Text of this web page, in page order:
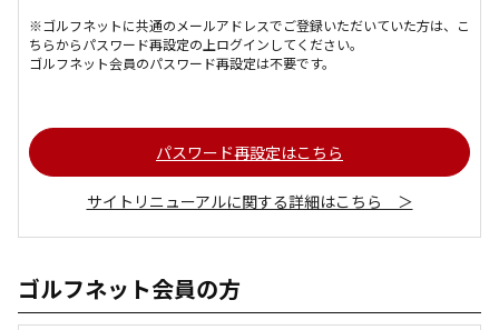
※ゴルフネットに共通のメールアドレスでご登録いただいていた方は、こ
ちらからパスワード再設定の上ログインしてください。
ゴルフネット会員のパスワード再設定は不要です。
パスワード再設定はこちら
サイトリニューアルに関する詳細はこちら ＞
ゴルフネット会員の方